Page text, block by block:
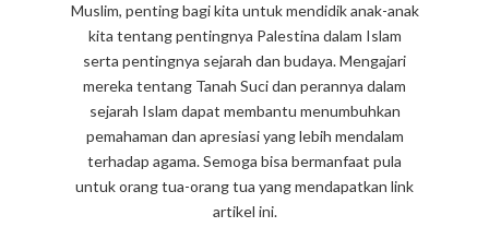
Muslim, penting bagi kita untuk mendidik anak-anak
kita tentang pentingnya Palestina dalam Islam
serta pentingnya sejarah dan budaya. Mengajari
mereka tentang Tanah Suci dan perannya dalam
sejarah Islam dapat membantu menumbuhkan
pemahaman dan apresiasi yang lebih mendalam
terhadap agama. Semoga bisa bermanfaat pula
untuk orang tua-orang tua yang mendapatkan link
artikel ini.